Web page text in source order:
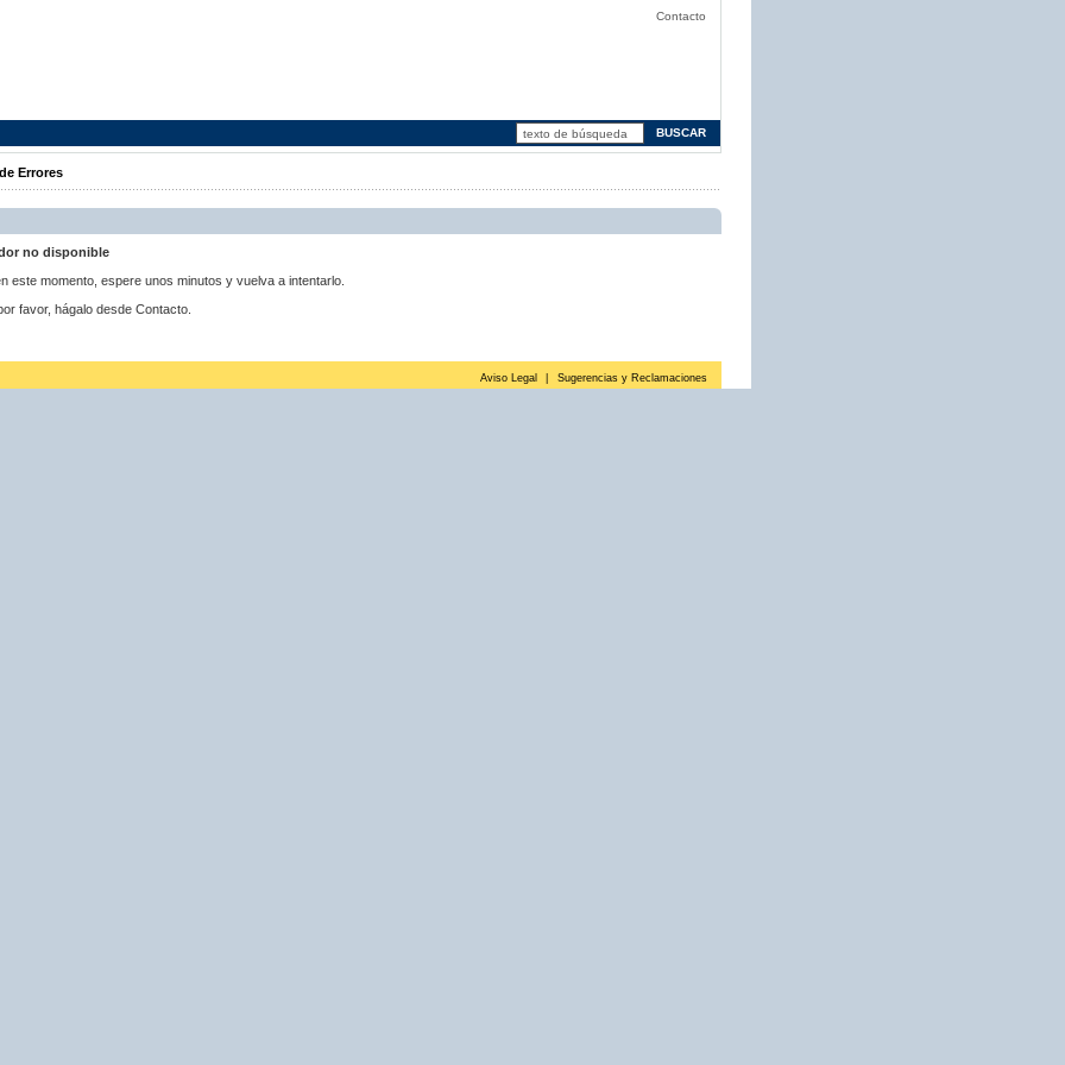
Contacto
Errores
no disponible
este momento, espere unos minutos y vuelva a intentarlo.
favor, hágalo desde Contacto.
Aviso Legal Sugerencias y Reclamaciones